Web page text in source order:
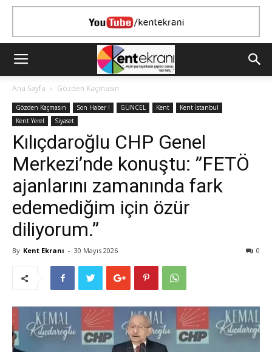
Ana Sayfa Gözden Kaçmasın
Gözden Kaçmasın Son Haber ! GÜNCEL Kent
Kent İstanbul
Kent Yerel
Siyaset
Kılıçdaroğlu CHP Genel
Merkezi’nde konuştu: ”FETÖ
ajanlarını zamanında fark
edemediğim için özür
diliyorum.”
By Kent Ekranı - 30 Mayıs 2026 0